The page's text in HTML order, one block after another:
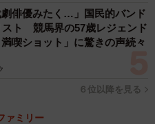
劇俳優みたく…」国民的バンド
スト 競馬界の57歳レジェンド
喫ショット」に驚きの声続々
６位以降を見る
ァミリー